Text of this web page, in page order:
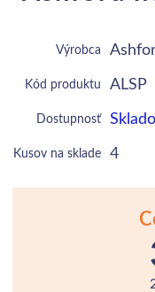
Výrobca
Kód produktu ALSP
Dostupnosť
Kusov na sklade 4